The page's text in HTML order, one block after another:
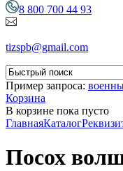
8 800 700 44 93
tizspb@gmail.com
Пример запроса:
Корзина
В корзине пока пусто
ГлавнаяКаталог
Посох